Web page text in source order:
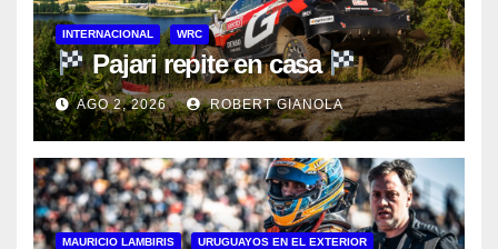
INTERNACIONAL WRC
Pajari repite en casa
AGO 2, 2026 ROBERT GIANOLA
MAURICIO LAMBIRIS URUGUAYOS EN EL EXTERIOR